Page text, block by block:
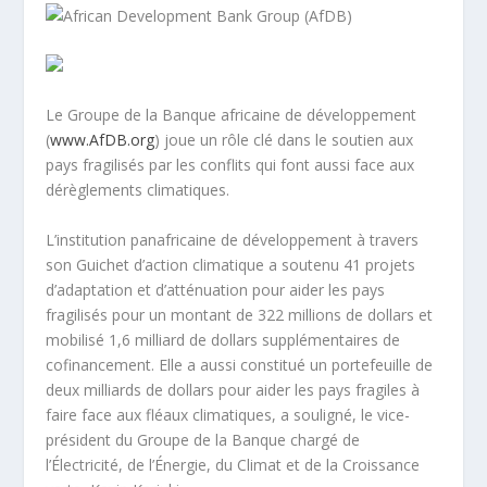
Le Groupe de la Banque africaine de développement
(www.AfDB.org) joue un rôle clé dans le soutien aux
pays fragilisés par les conflits qui font aussi face aux
dérèglements climatiques.
L’institution panafricaine de développement à travers
son Guichet d’action climatique a soutenu 41 projets
d’adaptation et d’atténuation pour aider les pays
fragilisés pour un montant de 322 millions de dollars et
mobilisé 1,6 milliard de dollars supplémentaires de
cofinancement. Elle a aussi constitué un portefeuille de
deux milliards de dollars pour aider les pays fragiles à
faire face aux fléaux climatiques, a souligné, le vice-
président du Groupe de la Banque chargé de
l’Électricité, de l’Énergie, du Climat et de la Croissance